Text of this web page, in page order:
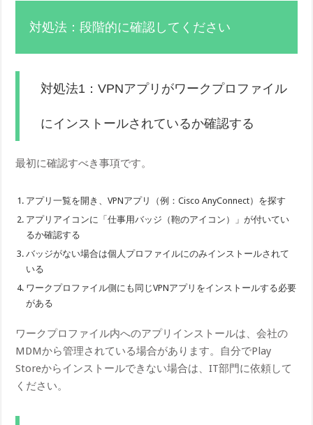
対処法：段階的に確認してください
対処法1：VPNアプリがワークプロファイル
にインストールされているか確認する
最初に確認すべき事項です。
アプリ一覧を開き、VPNアプリ（例：Cisco AnyConnect）を探す
アプリアイコンに「仕事用バッジ（鞄のアイコン）」が付いてい
るか確認する
バッジがない場合は個人プロファイルにのみインストールされて
いる
ワークプロファイル側にも同じVPNアプリをインストールする必要
がある
ワークプロファイル内へのアプリインストールは、会社の
MDMから管理されている場合があります。自分でPlay
Storeからインストールできない場合は、IT部門に依頼して
ください。